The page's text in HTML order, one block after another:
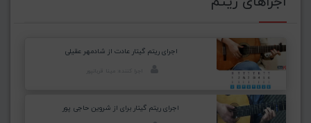
اجرای ریتم گیتار عادت از شادمهر عقیلی
اجرای ریتم گیتار برای از شروین حاجی پور